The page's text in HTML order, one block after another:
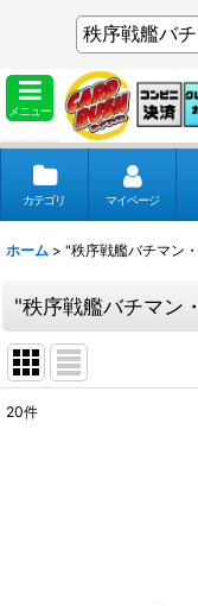
メニュー
カテゴリ マイページ
ホーム > "秩序戦艦バチマン
"秩序戦艦バチマン
20件